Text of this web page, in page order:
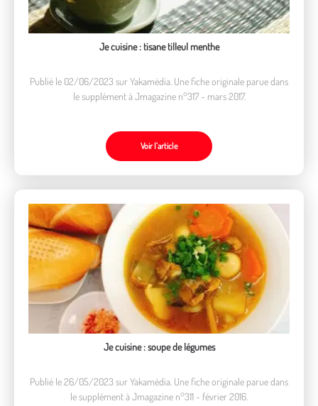
Je cuisine : tisane tilleul menthe
Publié le 02/06/2023 sur Yakamédia. Une fiche originale parue dans
le supplément à Jmagazine n°317 - mars 2017.
Voir l’article
Je cuisine : soupe de légumes
Publié le 26/05/2023 sur Yakamédia. Une fiche originale parue dans
le supplément à Jmagazine n°311 - février 2016.